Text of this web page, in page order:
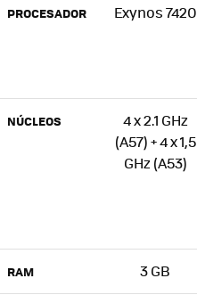
PROCESADOR Exynos 7420
NÚCLEOS
4 x 2.1 GHz
(A57) + 4 x 1,5
GHz (A53)
RAM 3 GB